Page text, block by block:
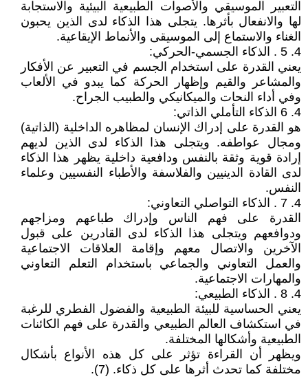
التعبير الموسيقي والأصوات الطبيعية البيئية والاستجابة
لها والانفعال بأثرها. يتجلى هذا الذكاء لدى الذين يحبون
الغناء والاستماع إلى الموسيقى والأنماط الإيقاعية.
4. 5 . الذكاء الجسمي-الحركي:
يعني القدرة على استخدام الجسم في التعبير عن الأفكار
والمشاعر والقيم وإظهار الحركة كما يبدو في الألعاب
وفي أداء النحات والميكانيكي والطبيب الجراح.
4. 6 الذكاء التأملي الذاتي:
هو القدرة على إدراك الإنسان لمظاهره الداخلية (الذاتية)
ومجال عواطفه. ويتجلى هذا الذكاء لدى الذين لديهم
إرادة قوية وثقة بالنفس ودافعية داخلية يظهر هذا الذكاء
لدى القادة الدينيين والفلاسفة والأطباء النفسيين وعلماء
النفس.
4. 7 . الذكاء التواصلي التعاوني:
القدرة على فهم الناس وإدراك طباعهم ومزاجهم
ودوافعهم ويتجلى هذا الذكاء لدى القادرين على قبول
الآخرين والاتصال معهم وإقامة العلاقات الاجتماعية
والعمل التعاوني والجماعي باستخدام التعلم التعاوني
والمهارات الاجتماعية.
4. 8 . الذكاء الطبيعي:
يعني الحساسية للبيئة الطبيعية والفضول الفطري للرغبة
في استكشاف العالم الطبيعي والقدرة على فهم الكائنات
الطبيعية وأشكالها المختلفة.
ويظهر أن القراءة تؤثر على كل هذه الأنواع بأشكال
مختلفة كما تحدث أثرها على كل ذكاء. (7).